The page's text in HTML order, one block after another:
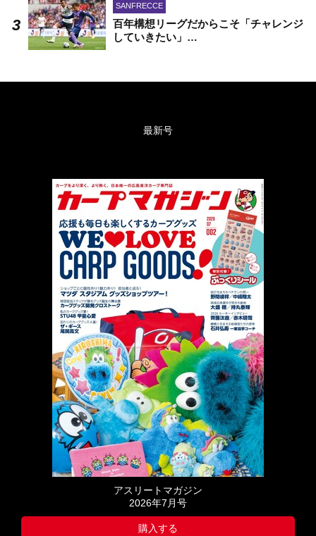
SANFRECCE
百年構想リーグだからこそ「チャレンジ
していきたい」…
最新号
アスリートマガジン
2026年7月号
購入する